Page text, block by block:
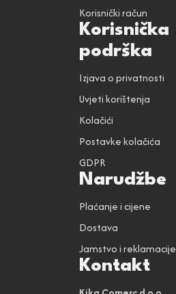
Korisnički račun
Korisnička
podrška
Izjava o privatnosti
Uvjeti korištenja
Kolačići
Postavke kolačića
GDPR
Narudžbe
Plaćanje i cijene
Dostava
Jamstvo i reklamacije
Kontakt